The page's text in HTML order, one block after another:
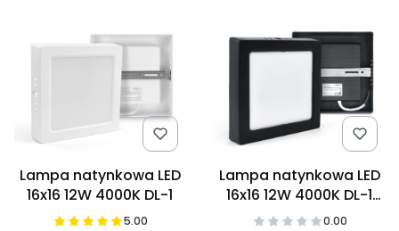
Lampa natynkowa LED
16x16 12W 4000K DL-1
5.00
Lampa natynkowa LED
16x16 12W 4000K DL-1
czarna0.00